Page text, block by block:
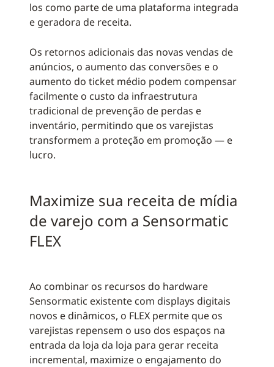
los como parte de uma plataforma integrada
e geradora de receita.
Os retornos adicionais das novas vendas de
anúncios, o aumento das conversões e o
aumento do ticket médio podem compensar
facilmente o custo da infraestrutura
tradicional de prevenção de perdas e
inventário, permitindo que os varejistas
transformem a proteção em promoção — e
lucro.
Maximize sua receita de mídia
de varejo com a Sensormatic
FLEX
Ao combinar os recursos do hardware
Sensormatic existente com displays digitais
novos e dinâmicos, o FLEX permite que os
varejistas repensem o uso dos espaços na
entrada da loja da loja para gerar receita
incremental, maximize o engajamento do